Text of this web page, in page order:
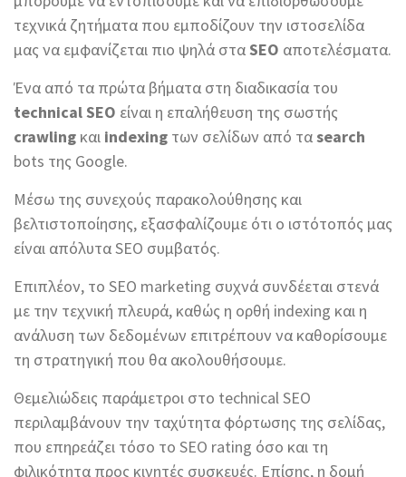
τεχνικά ζητήματα που εμποδίζουν την ιστοσελίδα
μας να εμφανίζεται πιο ψηλά σταSEO αποτελέσματα.
Ένα από τα πρώτα βήματα στη διαδικασία του
technical SEO είναι η επαλήθευση της σωστής
crawling και indexing των σελίδων από ταsearch
bots της Google.
Μέσω της συνεχούς παρακολούθησης και
βελτιστοποίησης, εξασφαλίζουμε ότι ο ιστότοπός μας
είναι απόλυτα SEO συμβατός.
Επιπλέον, το SEO marketing συχνά συνδέεται στενά
με την τεχνική πλευρά, καθώς η ορθή indexing και η
ανάλυση των δεδομένων επιτρέπουν να καθορίσουμε
τη στρατηγική που θα ακολουθήσουμε.
Θεμελιώδεις παράμετροι στο technical SEO
περιλαμβάνουν την ταχύτητα φόρτωσης της σελίδας,
που επηρεάζει τόσο το SEO rating όσο και τη
φιλικότητα προς κινητές συσκευές. Επίσης, η δομή